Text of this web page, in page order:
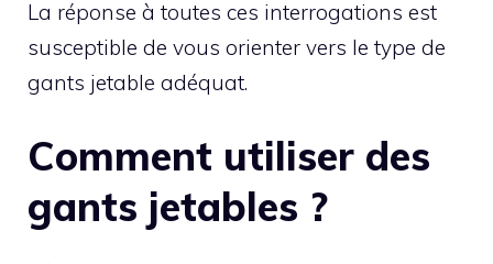
La réponse à toutes ces interrogations est
susceptible de vous orienter vers le type de
gants jetable adéquat.
Comment utiliser des
gants jetables ?